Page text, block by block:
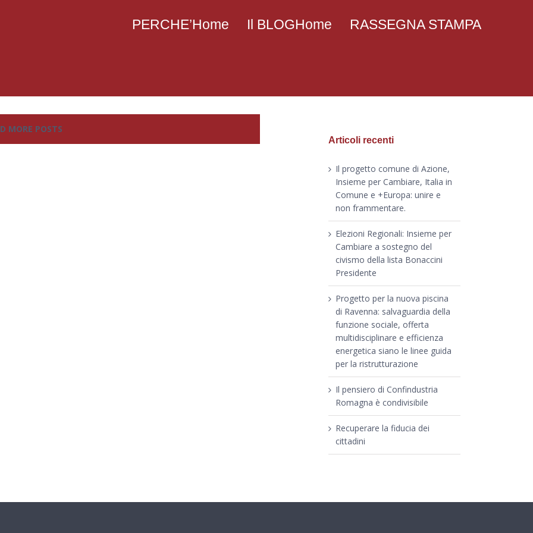
PERCHE’Home Il BLOGHome RASSEGNA STAMPA
MORE POSTS
Articoli recenti
Il progetto comune di Azione,
Insieme per Cambiare, Italia in
Comune e +Europa: unire e
non frammentare.
Elezioni Regionali: Insieme per
Cambiare a sostegno del
civismo della lista Bonaccini
Presidente
Progetto per la nuova piscina
di Ravenna: salvaguardia della
funzione sociale, offerta
multidisciplinare e efficienza
energetica siano le linee guida
per la ristrutturazione
Il pensiero di Confindustria
Romagna è condivisibile
Recuperare la fiducia dei
cittadini